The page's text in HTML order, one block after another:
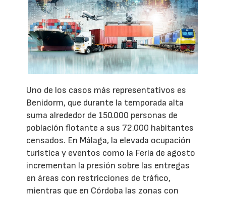
Uno de los casos más representativos es
Benidorm, que durante la temporada alta
suma alrededor de 150.000 personas de
población flotante a sus 72.000 habitantes
censados. En Málaga, la elevada ocupación
turística y eventos como la Feria de agosto
incrementan la presión sobre las entregas
en áreas con restricciones de tráfico,
mientras que en Córdoba las zonas con